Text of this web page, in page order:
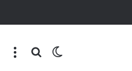
بحثالوضع